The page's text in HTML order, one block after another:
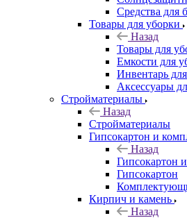
Средства для
Товары для уборки
Назад
Товары для
Емкости для
Инвентарь
Аксессуары
Стройматериалы
Назад
Стройматериалы
Гипсокартон и
Назад
Гипсокартон
Гипсокартон
Кирпич и камень
Назад